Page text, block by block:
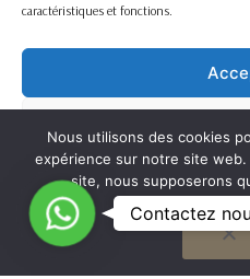
caractéristiques et fonctions.
Voir les
Cookie
Nous utilisons des cookies
expérience sur notre site
site, nous supposerons
C
o
Contactez